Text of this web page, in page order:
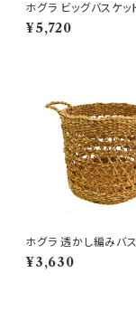
ホグラ ビッグバスケッ
ー 丸 LL 12号鉢対応
¥5,720
ホグラ 透かし編みバ
ラウンド 耳付き 水草 籠
¥3,630